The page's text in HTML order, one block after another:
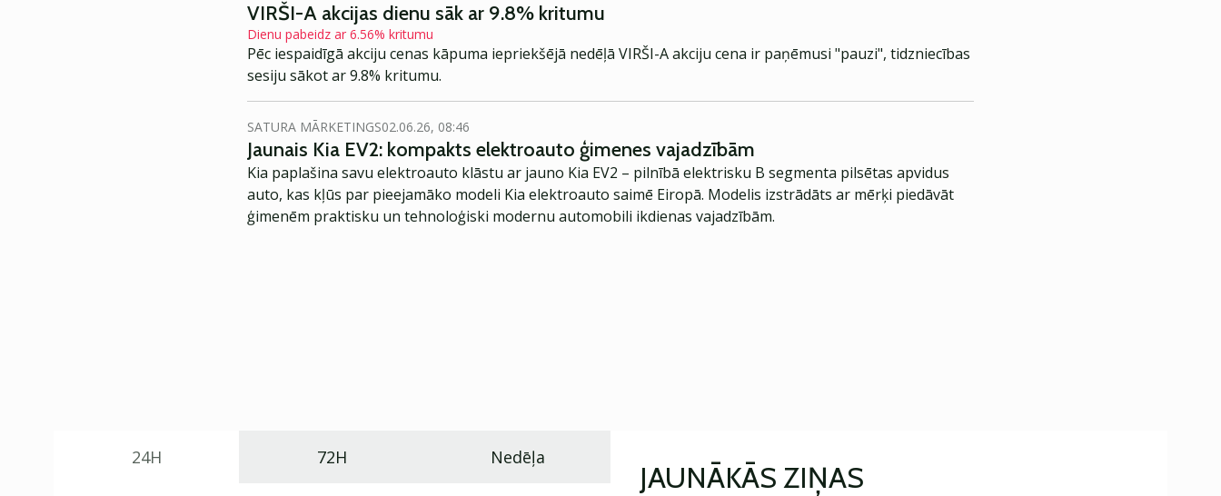
VIRŠI-A akcijas dienu sāk ar 9.8% kritumu
Dienu pabeidz ar 6.56% kritumu
Pēc iespaidīgā akciju cenas kāpuma iepriekšējā nedēļā VIRŠI-A akciju cena ir paņēmusi "pauzi", tidzniecības
sesiju sākot ar 9.8% kritumu.
SATURA MĀRKETINGS02.06.26, 08:46
Jaunais Kia EV2: kompakts elektroauto ģimenes vajadzībām
Kia paplašina savu elektroauto klāstu ar jauno Kia EV2 – pilnībā elektrisku B segmenta pilsētas apvidus
auto, kas kļūs par pieejamāko modeli Kia elektroauto saimē Eiropā. Modelis izstrādāts ar mērķi piedāvāt
ģimenēm praktisku un tehnoloģiski modernu automobili ikdienas vajadzībām.
24H 72H Nedēļa
JAUNĀKĀS ZIŅAS